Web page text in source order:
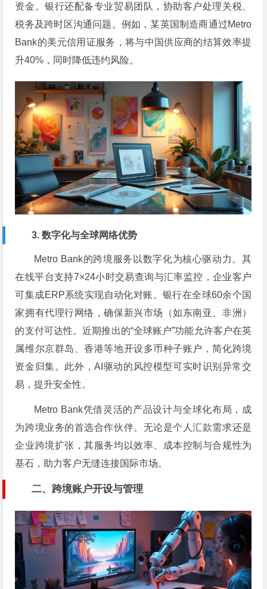
资金。银行还配备专业贸易团队，协助客户处理关税、
税务及跨时区沟通问题。例如，某英国制造商通过Metro
Bank的美元信用证服务，将与中国供应商的结算效率提
升40%，同时降低违约风险。
3. 数字化与全球网络优势
Metro Bank的跨境服务以数字化为核心驱动力。其
在线平台支持7×24小时交易查询与汇率监控，企业客户
可集成ERP系统实现自动化对账。银行在全球60余个国
家拥有代理行网络，确保新兴市场（如东南亚、非洲）
的支付可达性。近期推出的“全球账户”功能允许客户在英
属维尔京群岛、香港等地开设多币种子账户，简化跨境
资金归集。此外，AI驱动的风控模型可实时识别异常交
易，提升安全性。
Metro Bank凭借灵活的产品设计与全球化布局，成
为跨境业务的首选合作伙伴。无论是个人汇款需求还是
企业跨境扩张，其服务均以效率、成本控制与合规性为
基石，助力客户无缝连接国际市场。
二、跨境账户开设与管理